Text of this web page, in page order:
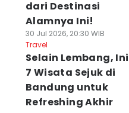
dari Destinasi
Alamnya Ini!
30 Jul 2026, 20:30 WIB
Travel
Selain Lembang, Ini
7 Wisata Sejuk di
Bandung untuk
Refreshing Akhir